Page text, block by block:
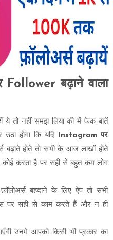
बढ़ाने वाला
ये तो नहीं समझ लिया की में फेक बातें
होगा कि यदि Instagram पर
बढ़ाते होते तो सभी के आज लाखों होते
करता है पर सही से बहुत कम लोग
बहदाने के लिए ऐप तो सभी
पर सही से काम करते हैं और न ही
उनमे आपको किसी भी प्रकार का